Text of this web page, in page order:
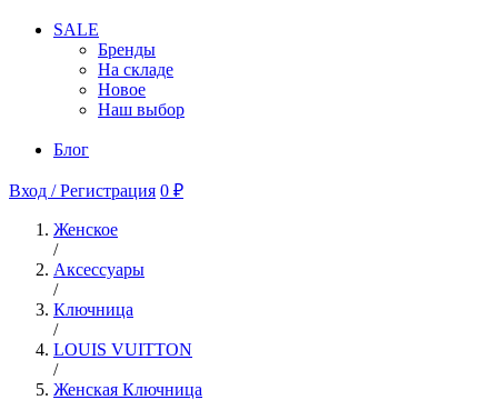
SALE
Бренды
На складе
Новое
Наш выбор
Блог
Вход / Регистрация 0 ₽
Женское
/
Аксессуары
/
Ключница
/
LOUIS VUITTON
/
Женская Ключница